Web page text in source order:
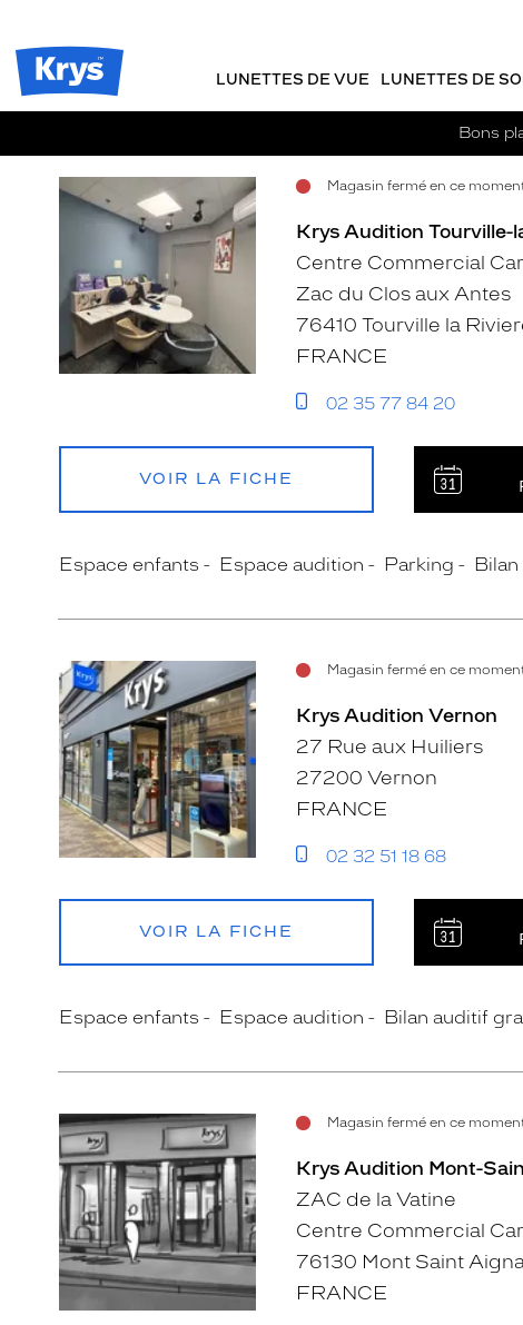
Opticien
Krys
LUNETTES DE VUE LUNETTES DE
Bons
La
confiance
vous
bien
Magasin fermé en ce
Voir
Krys Audition Tourville-
Centre Commercial
Zac du Clos aux Antes
76410 Tourville la
FRANCE
02 35 77 84 20
VOIR LA FICHE
Espace enfants Espace audition Parking
Magasin fermé en ce
Voir
Krys Audition Vernon
27 Rue aux Huiliers
27200 Vernon
FRANCE
02 32 51 18 68
VOIR LA FICHE
Espace enfants Espace audition Bilan auditif
Magasin fermé en ce
Voir
Krys Audition Mont-
ZAC de la Vatine
Centre Commercial
76130 Mont Saint
FRANCE